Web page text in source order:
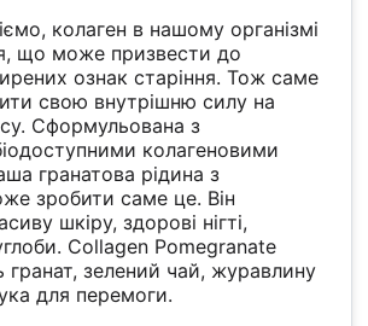
колаген в нашому організмі
що може призвести до
ознак старіння. Тож саме
свою внутрішню силу на
Сформульована з
колагеновими
гранатова рідина з
зробити саме це. Він
шкіру, здорові нігті,
Collagen Pomegranate
гранат, зелений чай, журавлину
для перемоги.